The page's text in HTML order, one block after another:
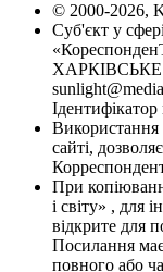
© 2000-2026,
Суб'єкт у
ХАРКІВСЬКЕ
Використання
сайті,
При
і світу» , для
відкрите для
Посилання
повного або